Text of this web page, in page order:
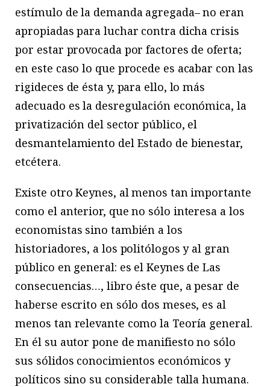
estímulo de la demanda agregada– no eran
apropiadas para luchar contra dicha crisis
por estar provocada por factores de oferta;
en este caso lo que procede es acabar con las
rigideces de ésta y, para ello, lo más
adecuado es la desregulación económica, la
privatización del sector público, el
desmantelamiento del Estado de bienestar,
etcétera.
Existe otro Keynes, al menos tan importante
como el anterior, que no sólo interesa a los
economistas sino también a los
historiadores, a los politólogos y al gran
público en general: es el Keynes de Las
consecuencias…, libro éste que, a pesar de
haberse escrito en sólo dos meses, es al
menos tan relevante como la Teoría general.
En él su autor pone de manifiesto no sólo
sus sólidos conocimientos económicos y
políticos sino su considerable talla humana.